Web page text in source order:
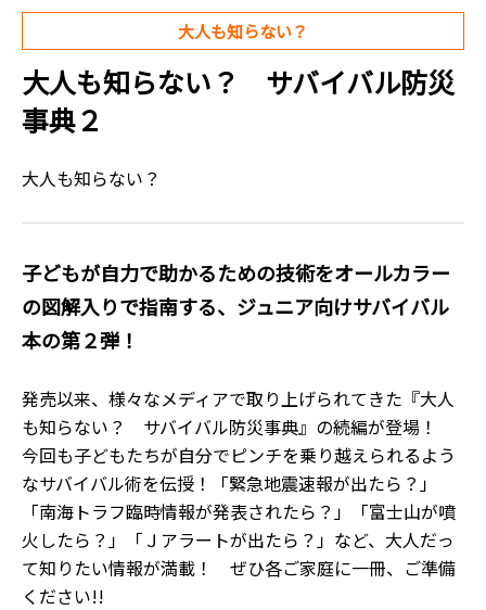
大人も知らない？
大人も知らない？ サバイバル防災
事典２
大人も知らない？
子どもが自力で助かるための技術をオールカラー
の図解入りで指南する、ジュニア向けサバイバル
本の第２弾！
発売以来、様々なメディアで取り上げられてきた『大人
も知らない？ サバイバル防災事典』の続編が登場！
今回も子どもたちが自分でピンチを乗り越えられるよう
なサバイバル術を伝授！「緊急地震速報が出たら？」
「南海トラフ臨時情報が発表されたら？」「富士山が噴
火したら？」「Ｊアラートが出たら？」など、大人だっ
て知りたい情報が満載！ ぜひ各ご家庭に一冊、ご準備
ください!!